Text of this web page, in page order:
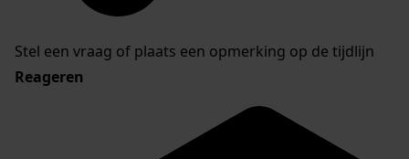
Stel een vraag of plaats een opmerking op de tijdlijn
Reageren